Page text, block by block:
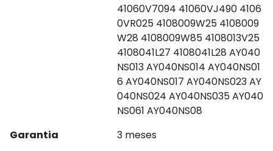
41060V7094 41060VJ490 4106
0VR025 4108009W25 4108009
W28 4108009W85 4108013V25
4108041L27 4108041L28 AY040
NS013 AY040NS014 AY040NS01
6 AY040NS017 AY040NS023 AY
040NS024 AY040NS035 AY040
NS061 AY040NS08
Garantia
3 meses